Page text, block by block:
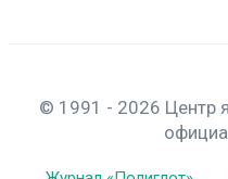
© 1991 - 2026 Центр